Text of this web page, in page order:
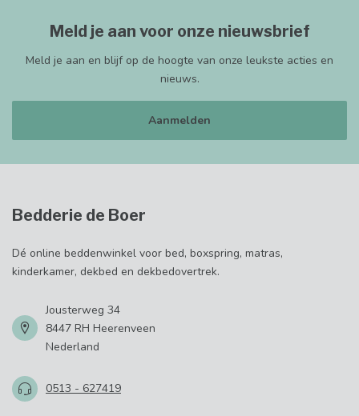
Meld je aan voor onze nieuwsbrief
Meld je aan en blijf op de hoogte van onze leukste acties en
nieuws.
Aanmelden
Bedderie de Boer
Dé online beddenwinkel voor bed, boxspring, matras,
kinderkamer, dekbed en dekbedovertrek.
Jousterweg 34
8447 RH Heerenveen
Nederland
0513 - 627419